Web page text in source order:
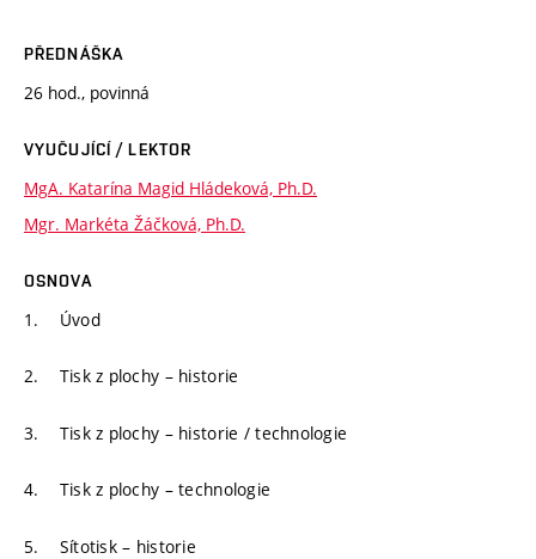
PŘEDNÁŠKA
26 hod., povinná
VYUČUJÍCÍ / LEKTOR
MgA. Katarína Magid Hládeková, Ph.D.
Mgr. Markéta Žáčková, Ph.D.
OSNOVA
1. Úvod
2. Tisk z plochy – historie
3. Tisk z plochy – historie / technologie
4. Tisk z plochy – technologie
5. Sítotisk – historie